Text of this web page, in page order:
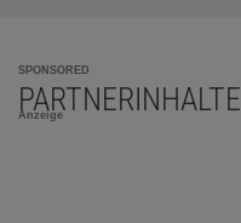
SPONSORED
PARTNERINHALTE
Anzeige